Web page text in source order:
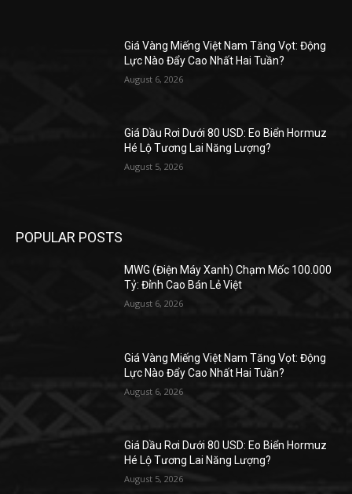
Giá Vàng Miếng Việt Nam Tăng Vọt: Động
Lực Nào Đẩy Cao Nhất Hai Tuần?
August 6, 2026
Giá Dầu Rơi Dưới 80 USD: Eo Biển Hormuz
Hé Lộ Tương Lai Năng Lượng?
August 5, 2026
POPULAR POSTS
MWG (Điện Máy Xanh) Chạm Mốc 100.000
Tỷ: Đỉnh Cao Bán Lẻ Việt
August 6, 2026
Giá Vàng Miếng Việt Nam Tăng Vọt: Động
Lực Nào Đẩy Cao Nhất Hai Tuần?
August 6, 2026
Giá Dầu Rơi Dưới 80 USD: Eo Biển Hormuz
Hé Lộ Tương Lai Năng Lượng?
August 5, 2026